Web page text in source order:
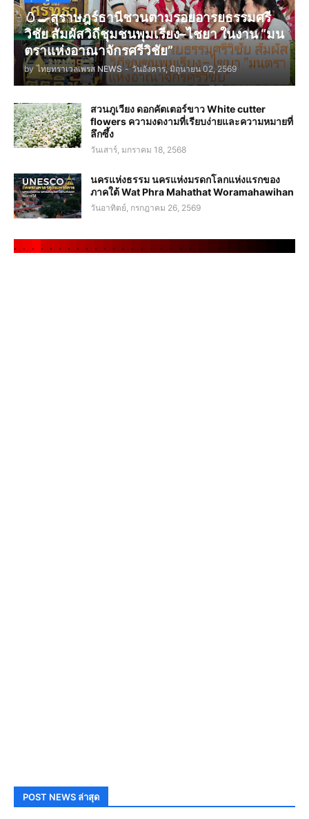
🥚🍳สุราษฎร์ธานีชวนตามรอยอารยธรรมศรี
วิชัย สัมผัสวิถีชุมชนพุมเรียง–ไชยา ในงาน “มน
ตราแห่งอาณาจักรศรีวิชัย”
by ไทยทราเวลเพรส NEWS - วันอังคาร, มิถุนายน 02, 2569
สวนภูเวียง ดอกคัตเตอร์ขาว White cutter
flowers ความงดงามที่เรียบง่ายและความหมายที่
ลึกซึ้ง
วันเสาร์, มกราคม 18, 2568
นครแห่งธรรม นครแห่งมรดกโลกแห่งแรกของ
ภาคใต้ Wat Phra Mahathat Woramahawihan
วันอาทิตย์, กรกฎาคม 26, 2569
. . . . . . . . . . . . . . . . . . . . . .
POST NEWS ล่าสุด